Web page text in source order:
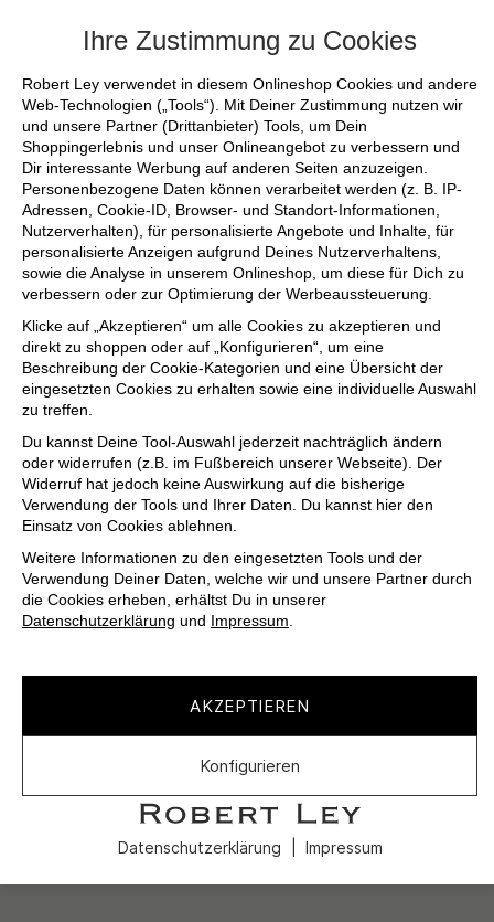
Ihre Zustimmung zu Cookies
Robert Ley verwendet in diesem Onlineshop Cookies und andere
Web-Technologien („Tools“). Mit Deiner Zustimmung nutzen wir
und unsere Partner (Drittanbieter) Tools, um Dein
Shoppingerlebnis und unser Onlineangebot zu verbessern und
Dir interessante Werbung auf anderen Seiten anzuzeigen.
Personenbezogene Daten können verarbeitet werden (z. B. IP-
Adressen, Cookie-ID, Browser- und Standort-Informationen,
Nutzerverhalten), für personalisierte Angebote und Inhalte, für
personalisierte Anzeigen aufgrund Deines Nutzerverhaltens,
sowie die Analyse in unserem Onlineshop, um diese für Dich zu
verbessern oder zur Optimierung der Werbeaussteuerung.
Klicke auf „Akzeptieren“ um alle Cookies zu akzeptieren und
direkt zu shoppen oder auf „Konfigurieren“, um eine
Beschreibung der Cookie-Kategorien und eine Übersicht der
eingesetzten Cookies zu erhalten sowie eine individuelle Auswahl
zu treffen.
Du kannst Deine Tool-Auswahl jederzeit nachträglich ändern
oder widerrufen (z.B. im Fußbereich unserer Webseite). Der
Widerruf hat jedoch keine Auswirkung auf die bisherige
Verwendung der Tools und Ihrer Daten. Du kannst hier den
Einsatz von Cookies ablehnen.
Weitere Informationen zu den eingesetzten Tools und der
Verwendung Deiner Daten, welche wir und unsere Partner durch
die Cookies erheben, erhältst Du in unserer
Datenschutzerklärung und Impressum.
AKZEPTIEREN
Konfigurieren
Datenschutzerklärung Impressum